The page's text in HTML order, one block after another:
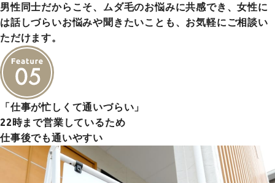
男性同士だからこそ、ムダ毛のお悩みに共感でき、女性に
は話しづらいお悩みや聞きたいことも、お気軽にご相談い
ただけます。
「仕事が忙しくて通いづらい」
22時まで営業しているため
仕事後でも通いやすい